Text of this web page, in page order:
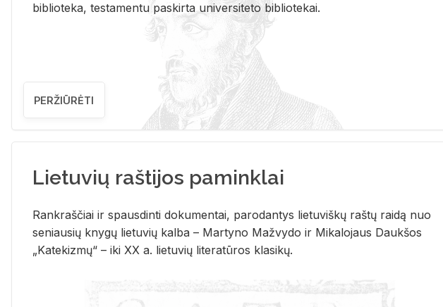
bi­b­lio­te­ka, te­sta­men­tu pa­skir­ta uni­ver­si­te­to bi­b­lio­te­kai.
PERŽIŪRĖTI
Lietuvių raštijos paminklai
Rank­raš­čiai ir spaus­din­ti do­ku­men­tai, pa­ro­dan­tys lie­tu­viš­kų raš­tų rai­dą nuo
se­niau­sių kny­gų lie­tu­vių kal­ba – Mar­ty­no Ma­žvy­do ir Mi­ka­lo­jaus Dauk­šos
„Ka­te­kiz­mų“ – iki XX a. lie­tu­vių li­te­ra­tū­ros kla­si­kų.